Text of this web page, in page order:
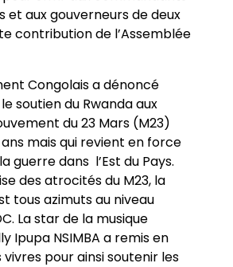
et aux gouverneurs de deux
contribution de l’Assemblée
Congolais a dénoncé
soutien du Rwanda aux
du 23 Mars (M23)
mais qui revient en force
guerre dans l’Est du Pays.
des atrocités du M23, la
tous azimuts au niveau
La star de la musique
Ipupa NSIMBA a remis en
pour ainsi soutenir les